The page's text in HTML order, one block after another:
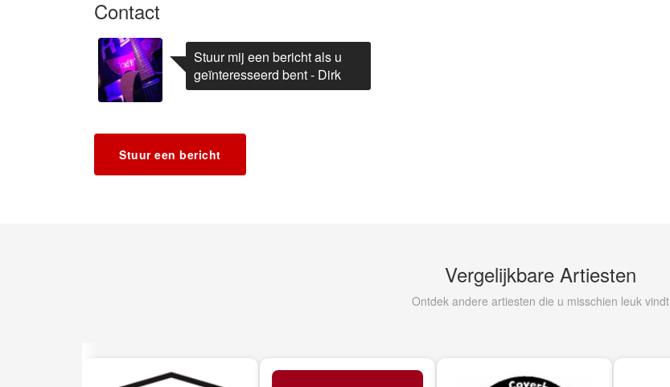
Contact
Stuur mij een bericht als u
geïnteresseerd bent - Dirk
Stuur een bericht
Vergelijkbare Artiesten
Ontdek andere artiesten die u misschien leuk vindt